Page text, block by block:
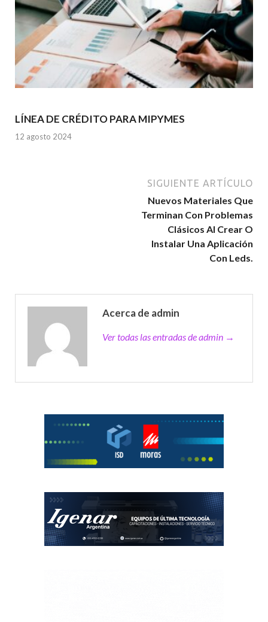
LÍNEA DE CRÉDITO PARA MIPYMES
12 agosto 2024
SIGUIENTE ARTÍCULO
Nuevos Materiales Que
Terminan Con Problemas
Clásicos Al Crear O
Instalar Una Aplicación
Con Leds.
Acerca de admin
Ver todas las entradas de admin →